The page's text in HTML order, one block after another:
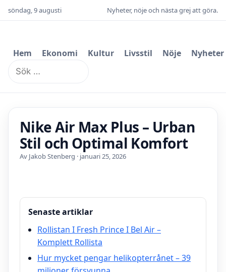
söndag, 9 augusti Nyheter, nöje och nästa grej att göra.
Hem Ekonomi Kultur Livsstil Nöje
Nyheter
Sök
efter:
Nike Air Max Plus – Urban
Stil och Optimal Komfort
Av Jakob Stenberg · januari 25, 2026
Senaste artiklar
Rollistan I Fresh Prince I Bel Air –
Komplett Rollista
Hur mycket pengar helikopterrånet – 39